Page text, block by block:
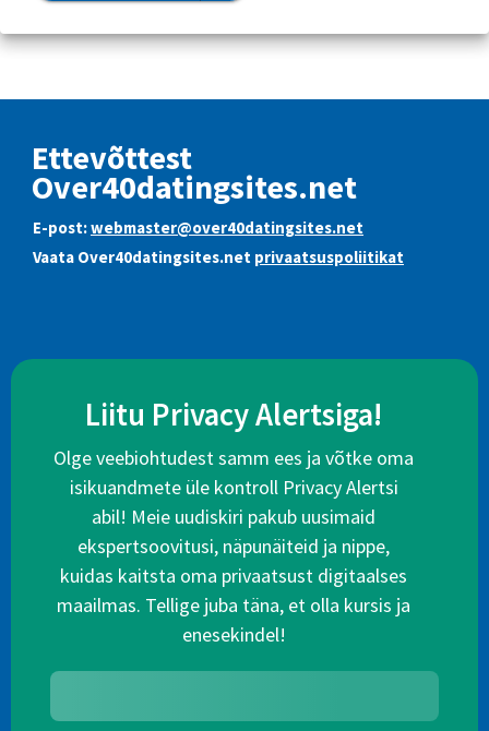
Ettevõttest
Over40datingsites.net
E-post:webmaster@over40datingsites.net
Vaata Over40datingsites.net privaatsuspoliitikat
Liitu Privacy Alertsiga!
Olge veebiohtudest samm ees ja võtke oma
isikuandmete üle kontroll Privacy Alertsi
abil! Meie uudiskiri pakub uusimaid
ekspertsoovitusi, näpunäiteid ja nippe,
kuidas kaitsta oma privaatsust digitaalses
maailmas. Tellige juba täna, et olla kursis ja
enesekindel!